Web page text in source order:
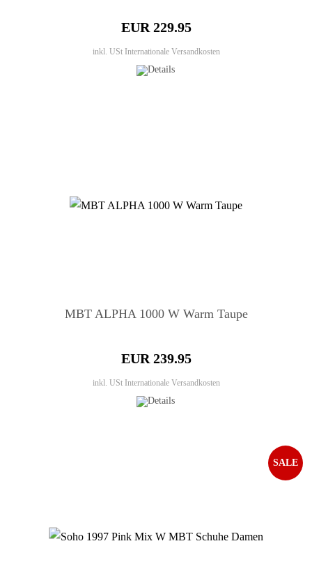
EUR 229.95
inkl. USt Internationale Versandkosten
MBT ALPHA 1000 W Warm Taupe
EUR 239.95
inkl. USt Internationale Versandkosten
SALE